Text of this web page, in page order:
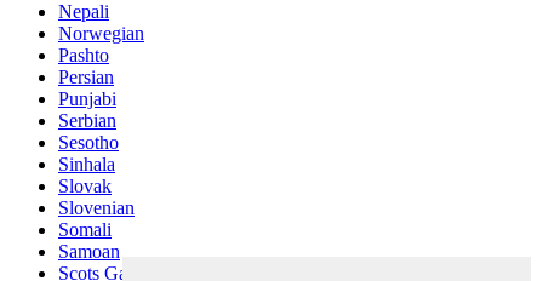
Nepali
Norwegian
Pashto
Persian
Punjabi
Serbian
Sesotho
Sinhala
Slovak
Slovenian
Somali
Samoan
Scots Gaelic